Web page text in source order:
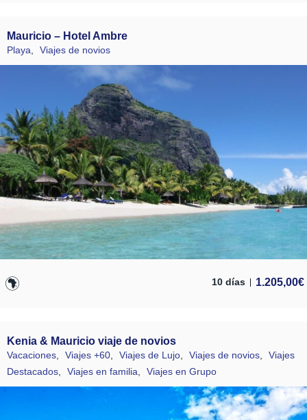
Mauricio – Hotel Ambre
Playa Viajes de novios
10 días 1.205,00€
Kenia & Mauricio viaje de novios
Vacaciones, Viajes +60, Viajes de Lujo, Viajes de novios,
Viajes
Destacados, Viajes en familia, Viajes en Grupo